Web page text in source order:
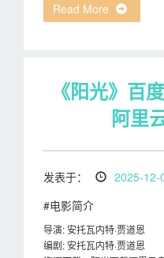
Read More
《阳光》百
阿里
发表于： 2025-12-
#电影简介
导演: 安托瓦内特·贾道恩
编剧: 安托瓦内特·贾道恩